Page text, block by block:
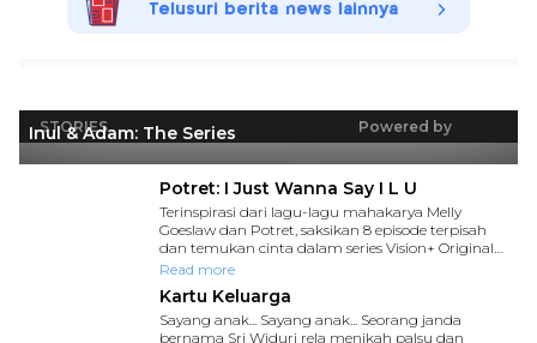
Telusuri berita news lainnya